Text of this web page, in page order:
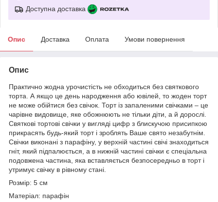
Доступна доставка
Опис Доставка Оплата Умови повернення
Опис
Практично жодна урочистість не обходиться без святкового
торта. А якщо це день народження або ювілей, то жоден торт
не може обійтися без свічок. Торт із запаленими свічками – це
чарівне видовище, яке обожнюють не тільки діти, а й дорослі.
Святкові тортові свічки у вигляді цифр з блискучою присипкою
прикрасять будь-який торт і зроблять Ваше свято незабутнім.
Свічки виконані з парафіну, у верхній частині свічі знаходиться
гніт, який підпалюється, а в нижній частині свічки є спеціальна
подовжена частина, яка вставляється безпосередньо в торт і
утримує свічку в рівному стані.
Розмір: 5 см
Матеріал: парафін